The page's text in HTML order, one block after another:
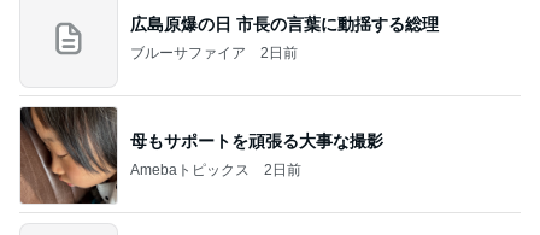
広島原爆の日 市長の言葉に動揺する総理
ブルーサファイア 2日前
母もサポートを頑張る大事な撮影
Amebaトピックス 2日前